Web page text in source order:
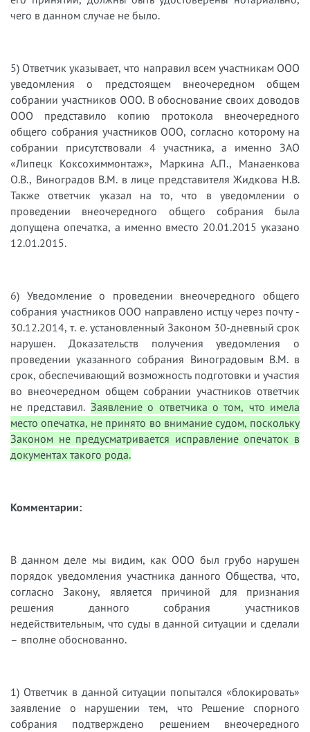
чего в данном случае не было.
5) Ответчик указывает, что направил всем участникам ООО
уведомления о предстоящем внеочередном общем
собрании участников ООО. В обоснование своих доводов
ООО представило копию протокола внеочередного
общего собрания участников ООО, согласно которому на
собрании присутствовали 4 участника, а именно ЗАО
«Липецк Коксохиммонтаж», Маркина А.П., Манаенкова
О.В., Виноградов В.М. в лице представителя Жидкова Н.В.
Также ответчик указал на то, что в уведомлении о
проведении внеочередного общего собрания была
допущена опечатка, а именно вместо 20.01.2015 указано
12.01.2015.
6) Уведомление о проведении внеочередного общего
собрания участников ООО направлено истцу через почту -
30.12.2014, т. е. установленный Законом 30-дневный срок
нарушен. Доказательств получения уведомления о
проведении указанного собрания Виноградовым В.М. в
срок, обеспечивающий возможность подготовки и участия
во внеочередном общем собрании участников ответчик
не представил. Заявление о ответчика о том, что имела
место опечатка, не принято во внимание судом, поскольку
Законом не предусматривается исправление опечаток в
документах такого рода.
Комментарии:
В данном деле мы видим, как ООО был грубо нарушен
порядок уведомления участника данного Общества, что,
согласно Закону, является причиной для признания
решения данного собрания участников
недействительным, что суды в данной ситуации и сделали
– вполне обоснованно.
1)​ Ответчик в данной ситуации попытался «блокировать»
заявление о нарушении тем, что Решение спорного
собрания подтверждено решением внеочередного